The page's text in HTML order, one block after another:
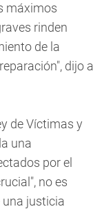
máximos
rinden
de la
dijo a
de Víctimas y
una
por el
no es
una justicia